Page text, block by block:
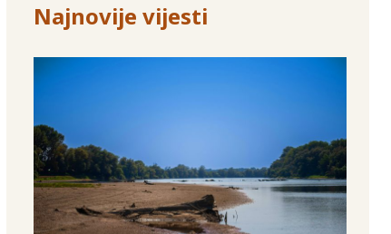
Najnovije vijesti